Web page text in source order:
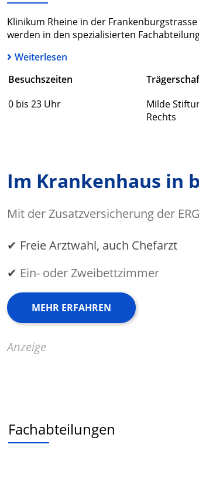
Klinikum Rheine in der
werden in den spezialisierten
Weiterlesen
Besuchszeiten
0 bis 23 Uhr
Milde
Rechts
Im Krankenhaus in
Mit der Zusatzversicherung der
✔ Freie Arztwahl, auch Chefarzt
✔ Ein- oder Zweibettzimmer
MEHR ERFAHREN
Anzeige
Fachabteilungen